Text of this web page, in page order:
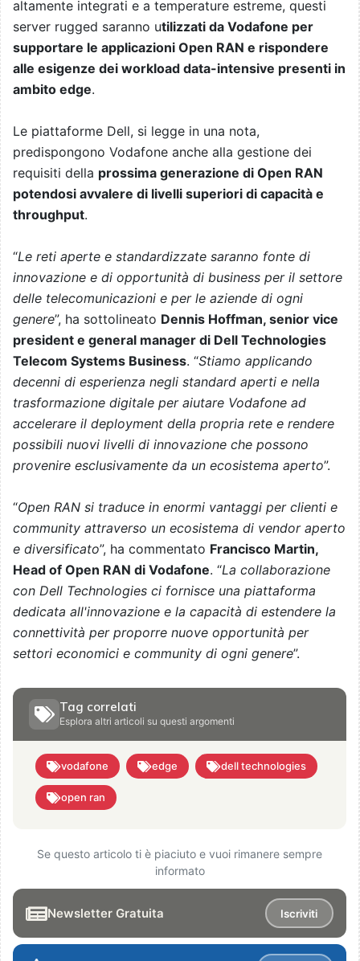
altamente integrati e a temperature estreme, questi
server rugged saranno utilizzati da Vodafone per
supportare le applicazioni Open RAN e rispondere
alle esigenze dei workload data-intensive presenti in
ambito edge.
Le piattaforme Dell, si legge in una nota,
predispongono Vodafone anche alla gestione dei
requisiti della prossima generazione di Open RAN
potendosi avvalere di livelli superiori di capacità e
throughput.
“Le reti aperte e standardizzate saranno fonte di
innovazione e di opportunità di business per il settore
delle telecomunicazioni e per le aziende di ogni
genere”, ha sottolineato Dennis Hoffman, senior vice
president e general manager di Dell Technologies
Telecom Systems Business. “Stiamo applicando
decenni di esperienza negli standard aperti e nella
trasformazione digitale per aiutare Vodafone ad
accelerare il deployment della propria rete e rendere
possibili nuovi livelli di innovazione che possono
provenire esclusivamente da un ecosistema aperto”.
“Open RAN si traduce in enormi vantaggi per clienti e
community attraverso un ecosistema di vendor aperto
e diversificato”, ha commentato Francisco Martin,
Head of Open RAN di Vodafone. “La collaborazione
con Dell Technologies ci fornisce una piattaforma
dedicata all'innovazione e la capacità di estendere la
connettività per proporre nuove opportunità per
settori economici e community di ogni genere”.
Tag correlati
Esplora altri articoli su questi argomenti
vodafone edge dell technologies
open ran
Se questo articolo ti è piaciuto e vuoi rimanere sempre
informato
Newsletter Gratuita Iscriviti